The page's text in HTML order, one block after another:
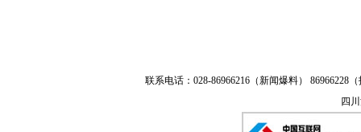
联系电话：028-86966216（新闻爆料） 86966228
四